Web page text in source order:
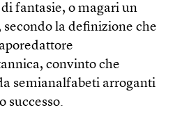
fantasie, o magari un
la definizione che
convinto che
semianalfabeti arroganti
successo.